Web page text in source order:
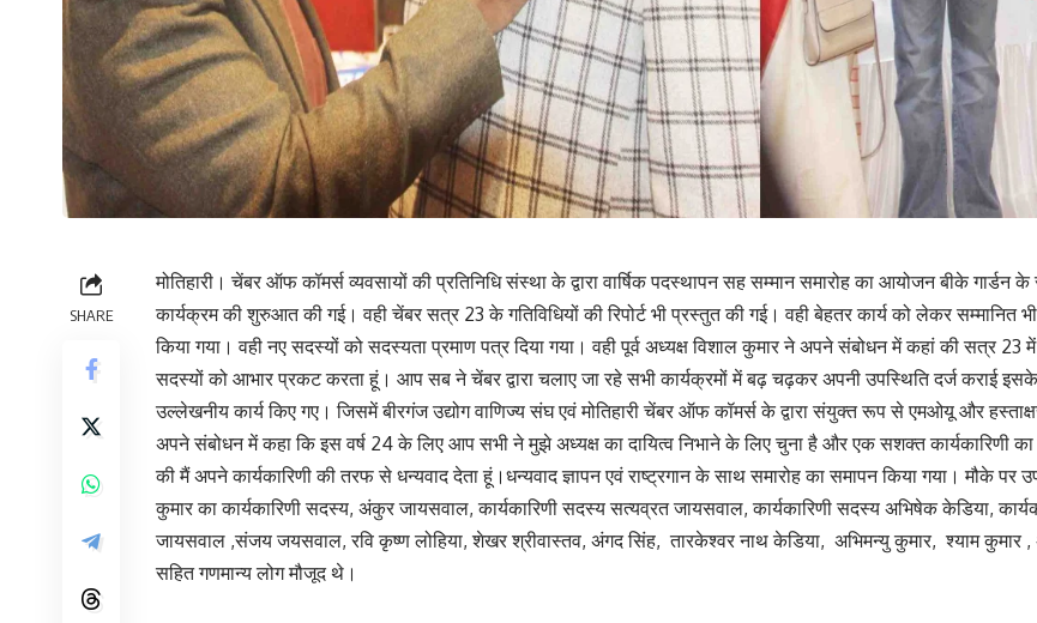
SHARE
मोतिहारी। चेंबर ऑफ कॉमर्स व्यवसायों की प्रतिनिधि संस्था के द्वारा वार्षिक पदस्थापन सह सम्मान समारोह का आयोजन बीके
कार्यक्रम की शुरुआत की गई। वही चेंबर सत्र 23 के गतिविधियों की रिपोर्ट भी प्रस्तुत की गई। वही बेहतर कार्य को लेकर सम्मानित भी
किया गया। वही नए सदस्यों को सदस्यता प्रमाण पत्र दिया गया। वही पूर्व अध्यक्ष विशाल कुमार ने अपने संबोधन में कहां की सत्र
सदस्यों को आभार प्रकट करता हूं। आप सब ने चेंबर द्वारा चलाए जा रहे सभी कार्यक्रमों में बढ़ चढ़कर अपनी उपस्थिति दर्ज कराई इसके
उल्लेखनीय कार्य किए गए। जिसमें बीरगंज उद्योग वाणिज्य संघ एवं मोतिहारी चेंबर ऑफ कॉमर्स के द्वारा संयुक्त रूप से एमओयू और
अपने संबोधन में कहा कि इस वर्ष 24 के लिए आप सभी ने मुझे अध्यक्ष का दायित्व निभाने के लिए चुना है और एक सशक्त कार्यकारिणी
की मैं अपने कार्यकारिणी की तरफ से धन्यवाद देता हूं।धन्यवाद ज्ञापन एवं राष्ट्रगान के साथ समारोह का समापन किया गया। मौके
कुमार का कार्यकारिणी सदस्य, अंकुर जायसवाल, कार्यकारिणी सदस्य सत्यव्रत जायसवाल, कार्यकारिणी सदस्य अभिषेक केडिया,
जायसवाल ,संजय जयसवाल, रवि कृष्ण लोहिया, शेखर श्रीवास्तव, अंगद सिंह, तारकेश्वर नाथ केडिया, अभिमन्यु कुमार, श्याम कुमार ,
सहित गणमान्य लोग मौजूद थे।